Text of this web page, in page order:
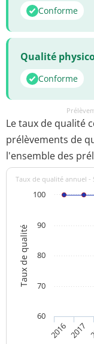
Conforme
Qualité
Conforme
Le taux de qualité
prélèvements de
l'ensemble des
Taux de qualité
Taux de qualité annuel -
2016 2017
60
70
80
90
100